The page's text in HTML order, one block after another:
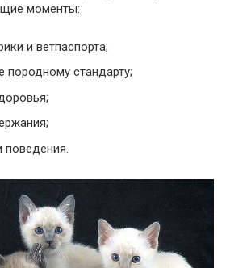
моменты:
и ветпаспорта;
породному стандарту;
поведения.